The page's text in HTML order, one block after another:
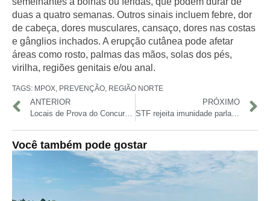
duas a quatro semanas. Outros sinais incluem febre, dor
de cabeça, dores musculares, cansaço, dores nas costas
e gânglios inchados. A erupção cutânea pode afetar
áreas como rosto, palmas das mãos, solas dos pés,
virilha, regiões genitais e/ou anal .
TAGS: MPOX, PREVENÇÃO, REGIÃO NORTE
ANTERIOR
PRÓXIMO
STF rejeita imunidade parlamentar de Sóstenes Cavalcante e exige esclarecimentos sobre emendas de comissão
Você também pode gostar